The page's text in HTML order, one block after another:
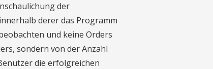
der
derer das Programm
und keine Orders
sondern von der Anzahl
die erfolgreichen